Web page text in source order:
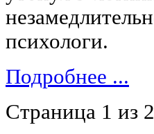
психологи.
Подробнее ...
Страница 1 из